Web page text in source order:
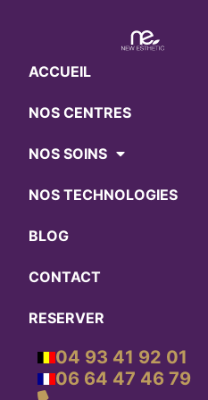
ACCUEIL
NOS CENTRES
NOS SOINS
NOS TECHNOLOGIES
BLOG
CONTACT
RESERVER
04 93 41 92 01
06 64 47 46 79